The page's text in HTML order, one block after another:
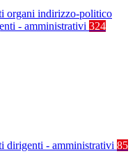
organi indirizzo-politico
- amministrativi 324
dirigenti - amministrativi 85